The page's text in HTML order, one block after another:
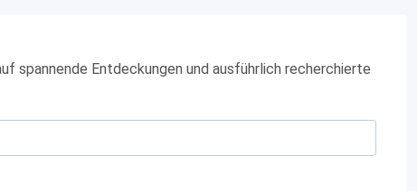
spannende Entdeckungen und ausführlich recherchierte